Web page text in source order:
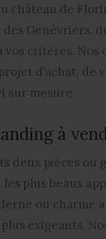
château de
Genévriers,
vos critères. Nos
d’achat, de
sur mesure.
à
deux pièces ou
plus beaux
ou charme
exigeants.